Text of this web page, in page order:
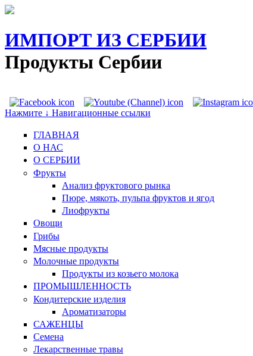
ИМПОРТ ИЗ СЕРБИИ
Продукты Сербии
Нажмите ↓ Навигационные ссылки
ГЛАВНАЯ
О НАС
O СЕРБИИ
Фрукты
Анализ фруктового рынка
Пюре, мякоть, пульпа фруктов и ягод
Лиофрукты
Овощи
Грибы
Мясные продукты
Молочные продукты
Продукты из козьего молока
ПРОМЫШЛЕННОСТЬ
Кондитерские изделия
Ароматизаторы
САЖЕНЦЫ
Семена
Лекарственные травы